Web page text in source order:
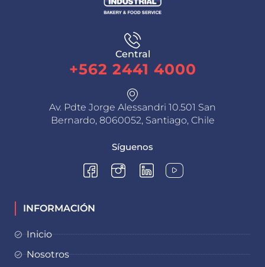
Central
+562 2441 4000
Av. Pdte Jorge Alessandri 10.501 San
Bernardo, 8060052, Santiago, Chile
Síguenos
INFORMACIÓN
Inicio
Nosotros